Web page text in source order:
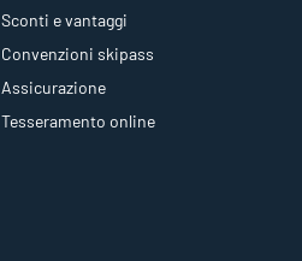
Sconti e vantaggi
Convenzioni skipass
Assicurazione
Tesseramento online